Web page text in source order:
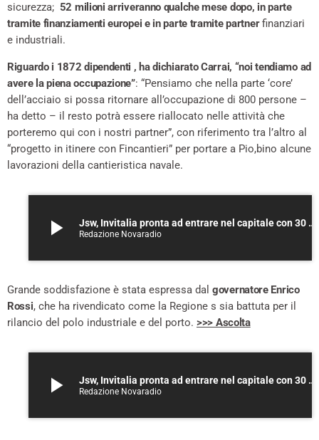
sicurezza; 52 milioni arriveranno qualche mese dopo, in parte
tramite finanziamenti europei e in parte tramite partnerfinanziari
e industriali.
Riguardo i 1872 dipendenti , ha dichiarato Carrai, “noi tendiamo ad
avere la piena occupazione”: “Pensiamo che nella parte ‘core’
dell’acciaio si possa ritornare all’occupazione di 800 persone –
ha detto – il resto potrà essere riallocato nelle attività che
porteremo qui con i nostri partner”, con riferimento tra l’altro al
“progetto in itinere con Fincantieri” per portare a Pio,bino alcune
lavorazioni della cantieristica navale.
play_arrow Jsw, Invitalia pronta ad entrare nel capitale con 30 milioni – ASCOLTA
Redazione Novaradio
Grande soddisfazione è stata espressa dal governatore Enrico
Rossi, che ha rivendicato come la Regione s sia battuta per il
rilancio del polo industriale e del porto. >>> Ascolta
play_arrow Jsw, Invitalia pronta ad entrare nel capitale con 30 milioni – ASCOLTA
Redazione Novaradio